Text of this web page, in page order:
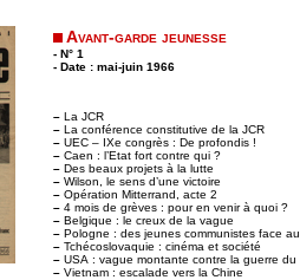
Avant-garde jeunesse
- N° 1
- Date : mai-juin 1966
– La JCR
– La conférence constitutive de la JCR
– UEC – IXe congrès : De profondis !
– Caen : l’Etat fort contre qui ?
– Des beaux projets à la lutte
– Wilson, le sens d’une victoire
– Opération Mitterrand, acte 2
– 4 mois de grèves : pour en venir à quoi ?
– Belgique : le creux de la vague
– Pologne : des jeunes communistes face
– Tchécoslovaquie : cinéma et société
– USA : vague montante contre la guerre du
– Vietnam : escalade vers la Chine